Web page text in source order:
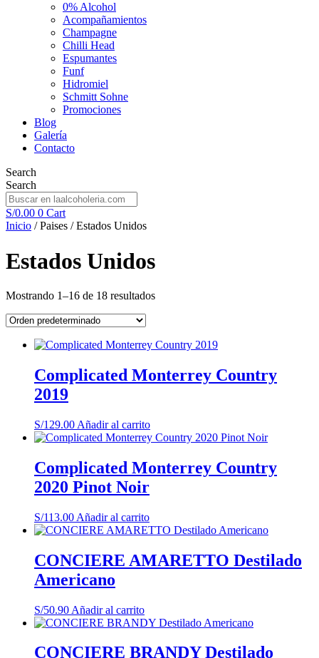
0% Alcohol
Acompañamientos
Champagne
Chilli Head
Espumantes
Funf
Hidromiel
Schmitt Sohne
Promociones
Blog
Galería
Contacto
Search
Search
S/0.00 0 Cart
Inicio / Paises / Estados Unidos
Estados Unidos
Mostrando 1–16 de 18 resultados
Complicated Monterrey Country
2019
S/129.00 Añadir al carrito
Complicated Monterrey Country
2020 Pinot Noir
S/113.00 Añadir al carrito
CONCIERE AMARETTO Destilado
Americano
S/50.90 Añadir al carrito
CONCIERE BRANDY Destilado